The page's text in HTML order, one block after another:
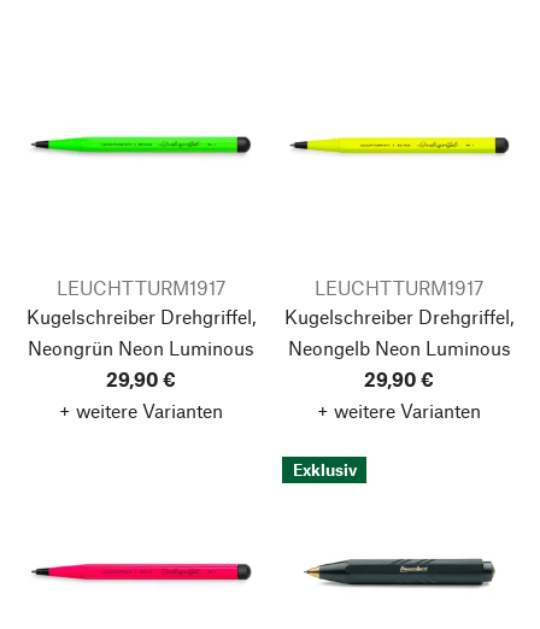
LEUCHTTURM1917
Kugelschreiber Drehgriffel,
Neongrün Neon Luminous
29,90 €
+ weitere Varianten
LEUCHTTURM1917
Kugelschreiber Drehgriffel,
NeongelbNeon Luminous
29,90 €
+ weitere Varianten
Exklusiv